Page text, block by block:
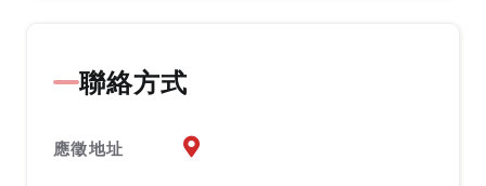
聯絡方式
應徵地址 應徵地址地圖『另開新視窗』